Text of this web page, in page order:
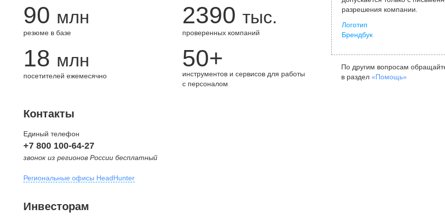
90 млн
резюме в базе
2390 тыс.
проверенных компаний
18 млн
посетителей ежемесячно
50+
инструментов и сервисов для работы
с персоналом
разрешения компании.
Логотип
Брендбук
По другим вопросам
в раздел «Помощь»
Контакты
Единый телефон
+7 800 100-64-27
звонок из регионов России бесплатный
Региональные офисы HeadHunter
внутригородская территория
Инвесторам